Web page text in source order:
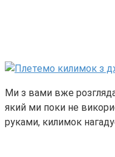
Ми з вами вже
який ми поки не
руками, килимок